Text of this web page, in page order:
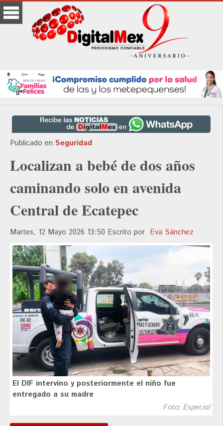
Publicado en Seguridad
Localizan a bebé de dos años
caminando solo en avenida
Central de Ecatepec
Martes, 12 Mayo 2026 13:50 Escrito por Eva Sánchez
El DIF intervino y posteriormente el niño fue
entregado a su madre
Foto: Especial